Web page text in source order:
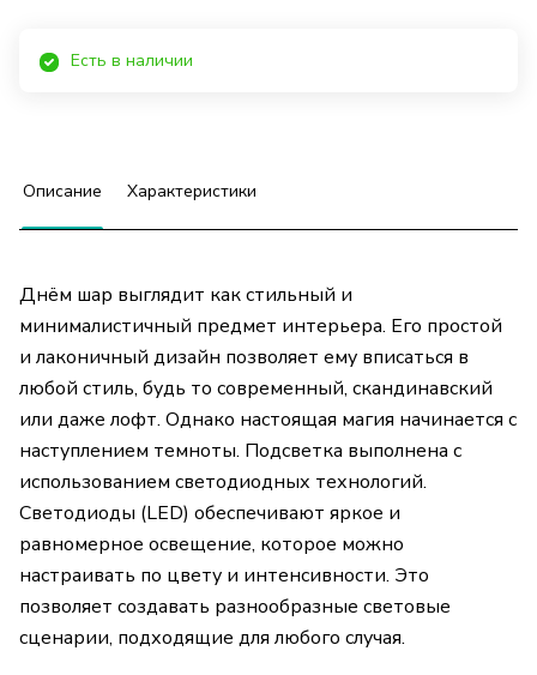
Есть в наличии
Описание Характеристики
Днём шар выглядит как стильный и
минималистичный предмет интерьера. Его простой
и лаконичный дизайн позволяет ему вписаться в
любой стиль, будь то современный, скандинавский
или даже лофт. Однако настоящая магия начинается с
наступлением темноты. Подсветка выполнена с
использованием светодиодных технологий.
Светодиоды (LED) обеспечивают яркое и
равномерное освещение, которое можно
настраивать по цвету и интенсивности. Это
позволяет создавать разнообразные световые
сценарии, подходящие для любого случая.